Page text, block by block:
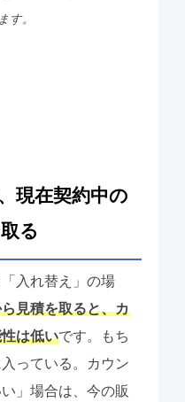
す。
現在契約中の
る
入れ替え」の場
見積を取ると、カ
は低いです。もち
っている。カウン
」場合は、今の販